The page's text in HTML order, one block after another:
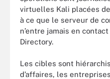
virtuelles Kali placées
à ce que le serveur de
n’entre jamais en
Directory.
Les cibles sont
d’affaires, les